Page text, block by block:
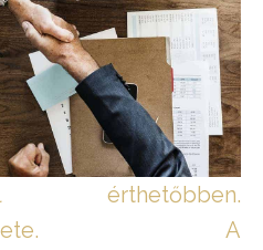
érthetőbben.
A